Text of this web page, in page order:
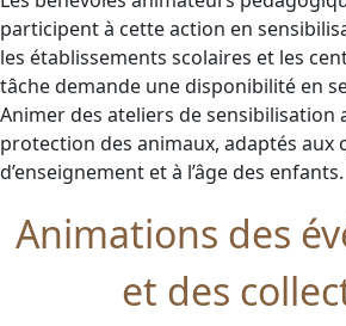
participent à cette action en
les établissements scolaires et les
tâche demande une disponibilité en
Animer des ateliers de sensibilisation
protection des animaux, adaptés aux
d’enseignement et à l’âge des enfants.
Animations des
et des